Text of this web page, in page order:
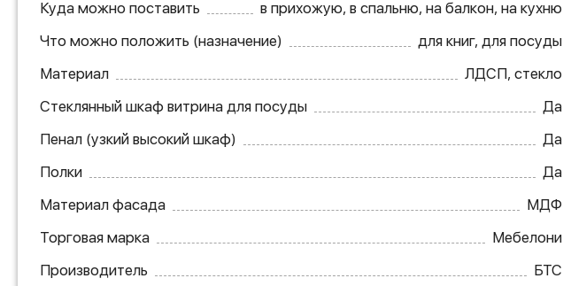
Куда можно поставить
в прихожую, в спальню, на балкон, на кухню
Что можно положить (назначение)
для книг, для посуды
Материал
ЛДСП, стекло
Стеклянный шкаф витрина для посуды
Да
Пенал (узкий высокий шкаф)
Да
Полки
Да
Материал фасада
МДФ
Торговая марка
Мебелони
Производитель
БТС